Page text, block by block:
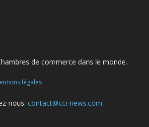
de commerce dans le monde.
légales
nous: contact@cci-news.com